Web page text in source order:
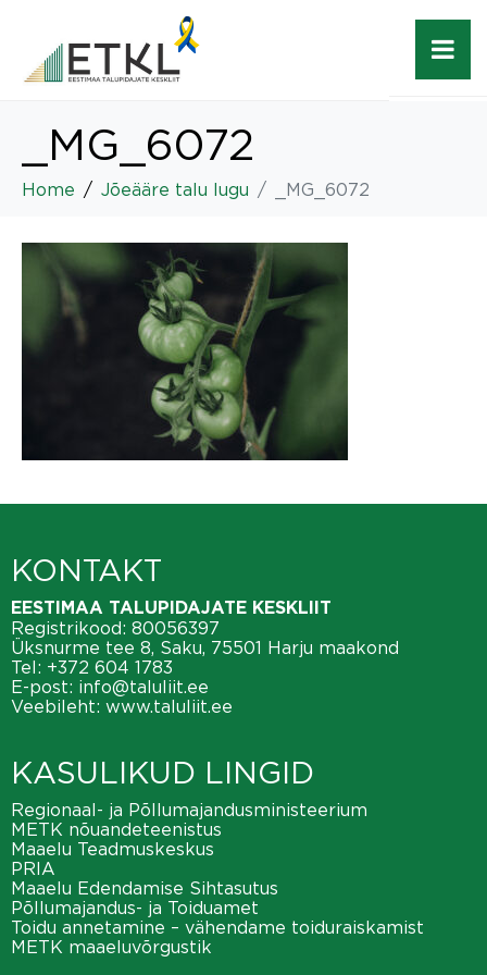
_MG_6072
Home Jõeääre talu lugu _MG_6072
KONTAKT
EESTIMAA TALUPIDAJATE KESKLIIT
Registrikood: 80056397
Üksnurme tee 8, Saku, 75501 Harju maakond
Tel: +372 604 1783
E-post: info@taluliit.ee
Veebileht: www.taluliit.ee
KASULIKUD LINGID
Regionaal- ja Põllumajandusministeerium
METK nõuandeteenistus
Maaelu Teadmuskeskus
PRIA
Maaelu Edendamise Sihtasutus
Põllumajandus- ja Toiduamet
Toidu annetamine – vähendame toiduraiskamist
METK maaeluvõrgustik